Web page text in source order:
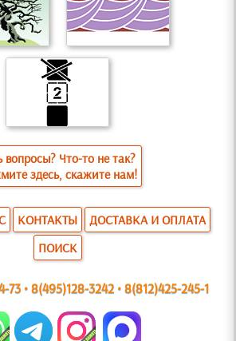
вопросы? Что-то не так?
здесь, скажите нам!
КОНТАКТЫ
ДОСТАВКА И ОПЛАТА
ПОИСК
73•8(495)128-3242•8(812)425-245-1